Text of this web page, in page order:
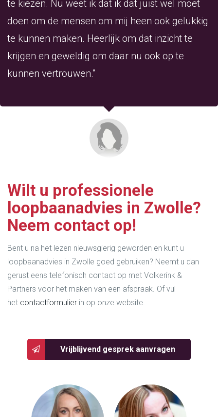
te kiezen. Nu weet ik dat ik dat juist wel moet
doen om de mensen om mij heen ook gelukkig
te kunnen maken. Heerlijk om dat inzicht te
krijgen en geweldig om daar nu ook op te
kunnen vertrouwen.”
Wilt u professionele
loopbaanadvies in Zwolle?
Neem contact op!
Bent u na het lezen nieuwsgierig geworden en kunt u
loopbaanadvies in Zwolle goed gebruiken? Neemt u dan
gerust eens telefonisch contact op met Volkerink &
Partners voor het maken van een afspraak. Of vul
het contactformulier in op onze website.
Vrijblijvend gesprek aanvragen